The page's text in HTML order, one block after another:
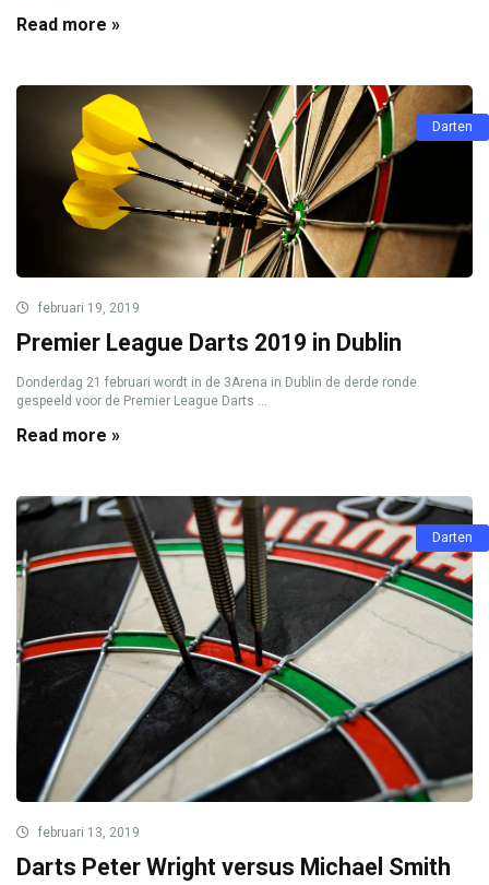
Read more »
Darten
februari 19, 2019
Premier League Darts 2019 in Dublin
Donderdag 21 februari wordt in de 3Arena in Dublin de derde ronde
gespeeld voor de Premier League Darts ...
Read more »
Darten
februari 13, 2019
Darts Peter Wright versus Michael Smith